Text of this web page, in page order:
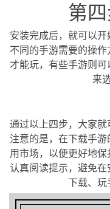
第
安装完成后，就可以开
不同的手游需要的操
才能玩，有些手游则
来
通过以上四步，大家
注意的是，在下载手
用市场，以便更好地
认真阅读提示，避免
下载、玩